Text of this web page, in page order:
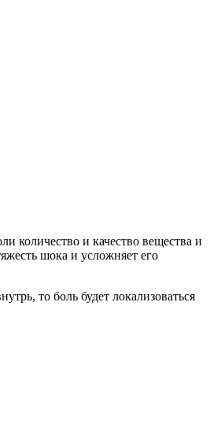
количество и качество вещества и
шока и усложняет его
то боль будет локализоваться